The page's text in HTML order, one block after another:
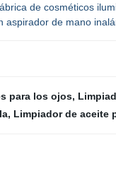
de cosméticos
aspirador de mano
para los ojos,
, Limpiador de aceite